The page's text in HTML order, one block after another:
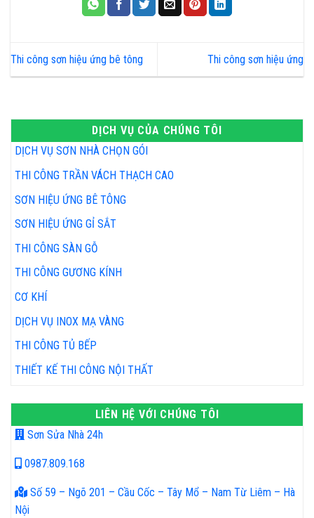
DỊCH VỤ CỦA CHÚNG TÔI
DỊCH VỤ SƠN NHÀ CHỌN GÓI
THI CÔNG TRẦN VÁCH THẠCH CAO
SƠN HIỆU ỨNG BÊ TÔNG
SƠN HIỆU ỨNG GỈ SẮT
THI CÔNG SÀN GỖ
THI CÔNG GƯƠNG KÍNH
CƠ KHÍ
DỊCH VỤ INOX MẠ VÀNG
THI CÔNG TỦ BẾP
THIẾT KẾ THI CÔNG NỘI THẤT
LIÊN HỆ VỚI CHÚNG TÔI
Sơn Sửa Nhà 24h
0987.809.168
Số 59 – Ngõ 201 – Cầu Cốc – Tây Mổ – Nam Từ Liêm – Hà
Nội
Thi công sơn hiệu ứng bê tông Thi công sơn hiệu ứng